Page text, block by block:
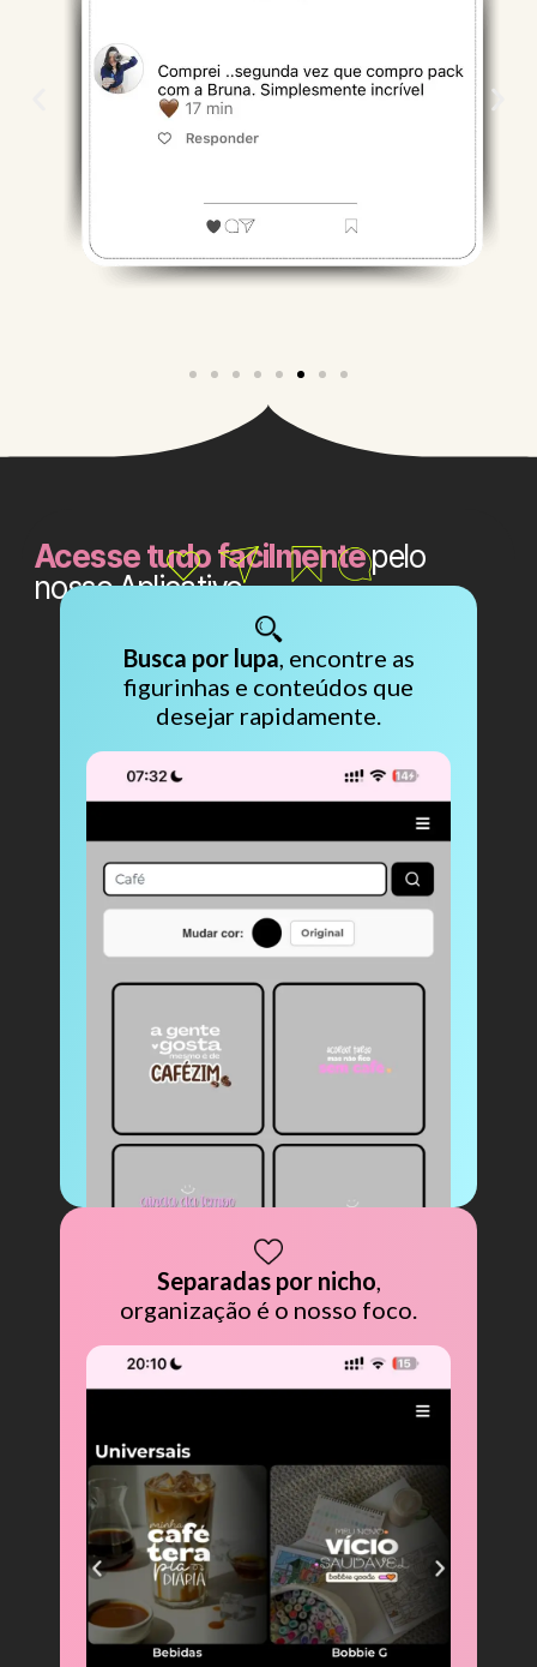
Acesse tudo facilmentepelo
nosso Aplicativo
Busca por lupa, encontre as
figurinhas e conteúdos que
desejar rapidamente.
Separadas por nicho,
organização é o nosso foco.